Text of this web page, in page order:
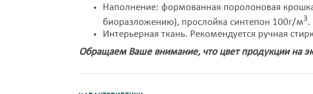
Наполнение: формованная поролоновая
биоразложению), прослойка синтепон 100г/м3.
Интерьерная ткань. Рекомендуется ручная
Обращаем Ваше внимание, что цвет продукции на